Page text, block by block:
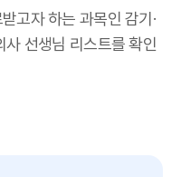
고자 하는 과목인 감기·
선생님 리스트를 확인